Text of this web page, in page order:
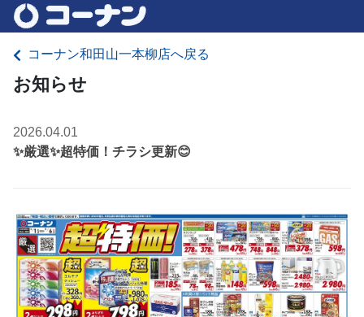
コーナン和田山一本柳店へ戻る
お知らせ
2026.04.01
✨厳選✨超特価！チラシ更新😊